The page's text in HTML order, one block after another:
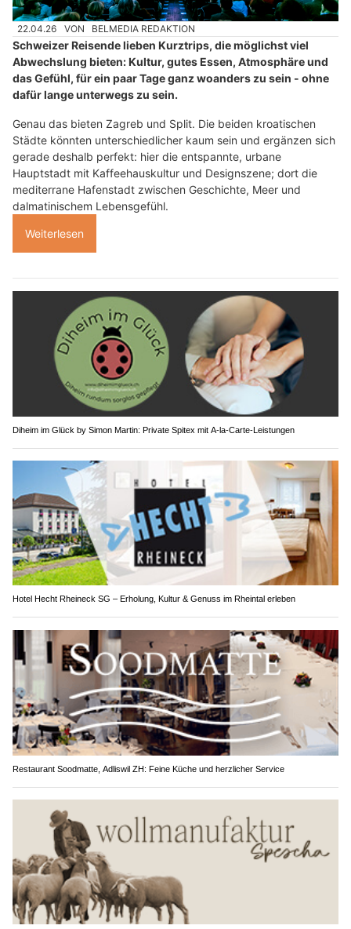
22.04.26 VON BELMEDIA REDAKTION
Schweizer Reisende lieben Kurztrips, die möglichst viel
Abwechslung bieten: Kultur, gutes Essen, Atmosphäre und
das Gefühl, für ein paar Tage ganz woanders zu sein - ohne
dafür lange unterwegs zu sein.
Genau das bieten Zagreb und Split. Die beiden kroatischen
Städte könnten unterschiedlicher kaum sein und ergänzen sich
gerade deshalb perfekt: hier die entspannte, urbane
Hauptstadt mit Kaffeehauskultur und Designszene; dort die
mediterrane Hafenstadt zwischen Geschichte, Meer und
dalmatinischem Lebensgefühl.
Weiterlesen
Diheim im Glück by Simon Martin: Private Spitex mit A-la-Carte-Leistungen
Hotel Hecht Rheineck SG – Erholung, Kultur & Genuss im Rheintal erleben
Restaurant Soodmatte, Adliswil ZH: Feine Küche und herzlicher Service